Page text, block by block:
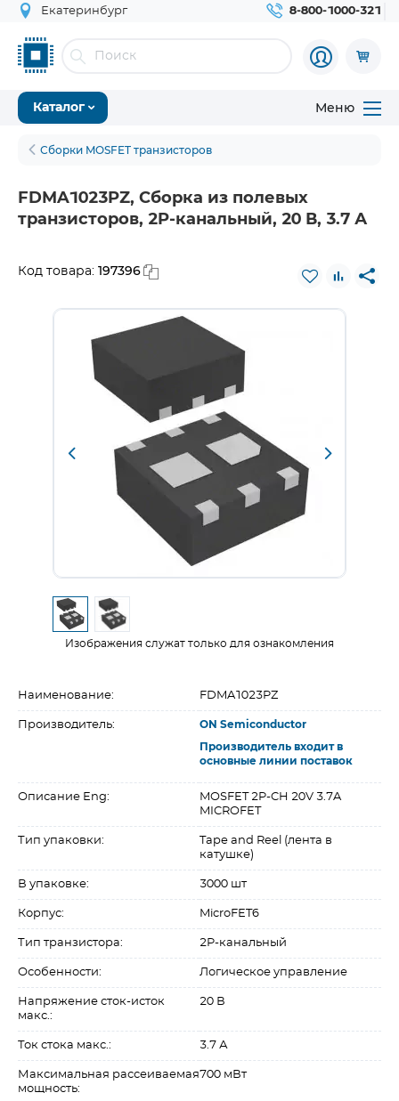
Екатеринбург 8-800-1000-321
Каталог Меню
Сборки MOSFET транзисторов
FDMA1023PZ, Сборка из полевых
транзисторов, 2P-канальный, 20 В, 3.7 А
Код товара: 197396
Изображения служат только для ознакомления
Наименование: FDMA1023PZ
Производитель: ON Semiconductor
Производитель входит в
основные линии поставок
Описание Eng:
MOSFET 2P-CH 20V 3.7A
MICROFET
Тип упаковки:
Tape and Reel (лента в
катушке)
В упаковке: 3000 шт
Корпус: MicroFET6
Тип транзистора: 2P-канальный
Особенности: Логическое управление
Напряжение сток-исток
макс.:
20 В
Ток стока макс.: 3.7 А
Максимальная рассеиваемая
мощность:
700 мВт